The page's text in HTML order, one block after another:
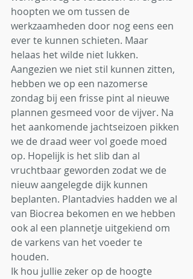
hoopten we om tussen de
werkzaamheden door nog eens een
ever te kunnen schieten. Maar
helaas het wilde niet lukken.
Aangezien we niet stil kunnen zitten,
hebben we op een nazomerse
zondag bij een frisse pint al nieuwe
plannen gesmeed voor de vijver. Na
het aankomende jachtseizoen pikken
we de draad weer vol goede moed
op. Hopelijk is het slib dan al
vruchtbaar geworden zodat we de
nieuw aangelegde dijk kunnen
beplanten. Plantadvies hadden we al
van Biocrea bekomen en we hebben
ook al een plannetje uitgekiend om
de varkens van het voeder te
houden.
Ik hou jullie zeker op de hoogte